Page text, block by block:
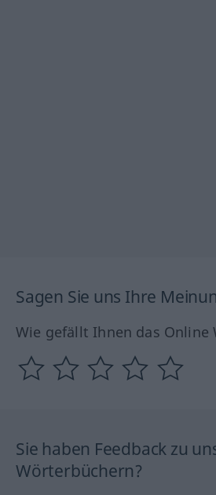
Sagen Sie uns Ihre
Wie gefällt Ihnen das Online
Sie haben Feedback zu
Wörterbüchern?